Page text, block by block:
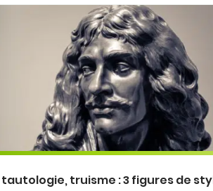
truisme : 3 figures de